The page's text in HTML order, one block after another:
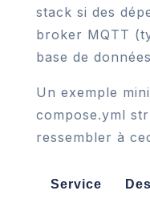
stack si des
broker MQTT
base de
Un exemple
compose.yml
ressembler à
Service